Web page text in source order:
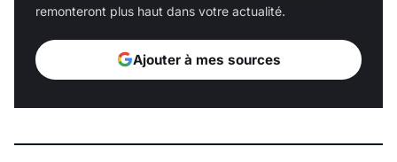
remonteront plus haut dans votre actualité.
Ajouter à mes sources